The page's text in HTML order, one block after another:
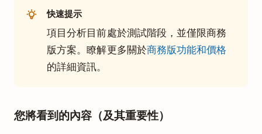
快速提示
項目分析目前處於測試階段，並僅限商務
版方案。瞭解更多關於商務版功能和價格
的詳細資訊。
您將看到的內容（及其重要性）